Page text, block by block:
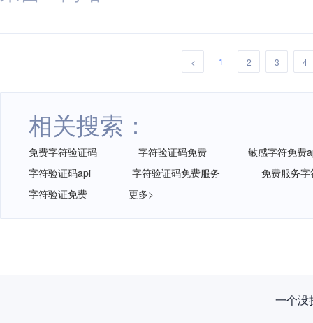
< 1 2 3 4
相关搜索：
免费字符验证码 字符验证码免费
敏感字符免费
字符验证码api
字符验证码免费服务
免费服务
字符验证免费
更多>
新规